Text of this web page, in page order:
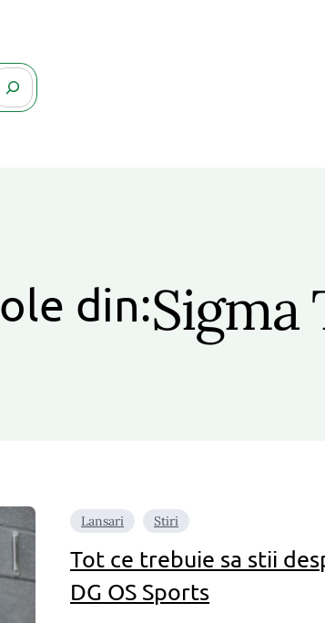
din:Sigma
Lansari Stiri
Tot ce trebuie sa stii
DG OS Sports